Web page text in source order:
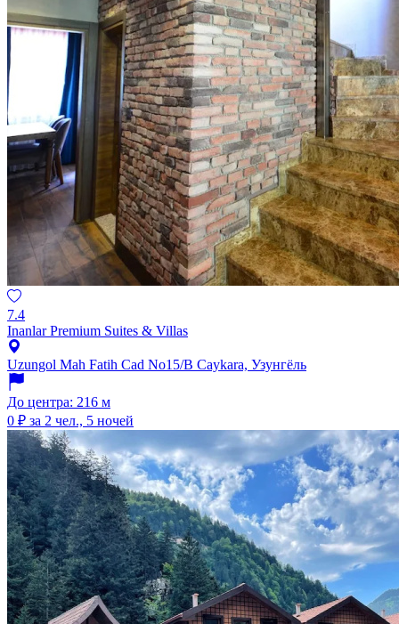
7.4
Inanlar Premium Suites & Villas
Uzungol Mah Fatih Cad No15/B Caykara, Узунгёль
До центра: 216 м
0 ₽ за 2 чел., 5 ночей